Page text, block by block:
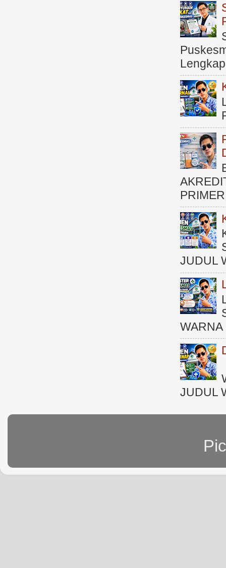
JUDUL
JUDUL